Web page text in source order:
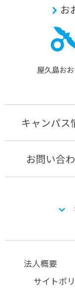
お
屋久島お
キャンパス
お問い合
法人概要
サイトポ